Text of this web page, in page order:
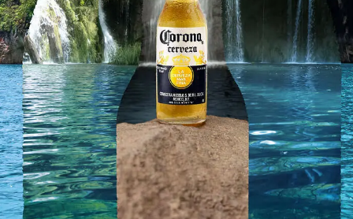
COMPARTIR
Inicio
Cerveza Corona
Corona Cero
Tienda
Sunset Spots 2026
Planes Corona
Aviso Legal